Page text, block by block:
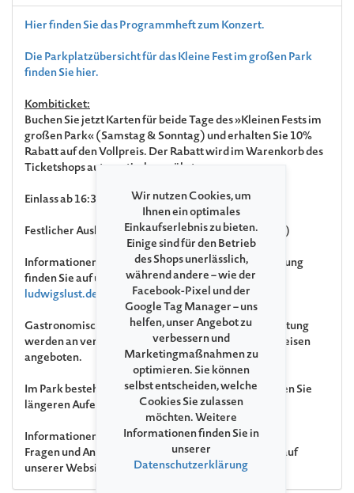
Hier finden Sie das Programmheft zum Konzert.
Die Parkplatzübersicht für das Kleine Fest im großen Park
finden Sie hier.
Kombiticket:
Buchen Sie jetzt Karten für beide Tage des »Kleinen Fests im
großen Park« (Samstag & Sonntag) und erhalten Sie 10%
Rabatt auf den Vollpreis. Der Rabatt wird im Warenkorb des
Ticketshops automatisch gewährt.
Einlass ab 16:30 Uhr
Festlicher Ausklang mit Feuerwerk (unter Vorbehalt)
Informationen
Fragen und Antworten zur Veranstaltung
finden Sie auf unserer Websitewww.kleines-fest-
ludwigslust.de
Gastronomisches AngebotIm Rahmen der Veranstaltung
werden an verschiedenen Ständen Getränke und Speisen
angeboten.
Im Park besteht die Gefahr von Astabbrüchen. Meiden Sie
längeren Aufenthalt unter Baumkronen.
Informationen
Fragen und Antworten zur Veranstaltung finden Sie auf
unserer Website
www.kleines-fest-ludwigslust.de
Wir nutzen Cookies, um
Ihnen ein optimales
Einkaufserlebnis zu bieten.
Einige sind für den Betrieb
des Shops unerlässlich,
während andere – wie der
Facebook-Pixel und der
Google Tag Manager – uns
helfen, unser Angebot zu
verbessern und
Marketingmaßnahmen zu
optimieren. Sie können
selbst entscheiden, welche
Cookies Sie zulassen
möchten. Weitere
Informationen finden Sie in
unserer
Datenschutzerklärung